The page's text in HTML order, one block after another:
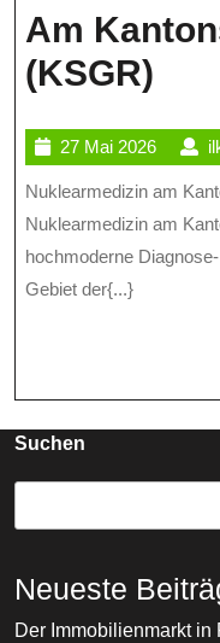
Am
(KSGR)
Am
27 Mai 202627
Mai
2026
Nuklearmedizin am Kantonsspital St.Gallen (KSGR) Die
Nuklearmedizin am
hochmoderne
Gebiet der{...}
Suchen
Neueste
Der Immobilienmarkt in